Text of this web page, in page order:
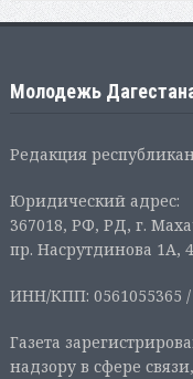
Молодежь
Редакция
Юридический адрес:
367018, РФ, РД, г.
пр. Насрутдинова 1А,
ИНН/КПП: 0561055365 /
Газета
надзору в сфере